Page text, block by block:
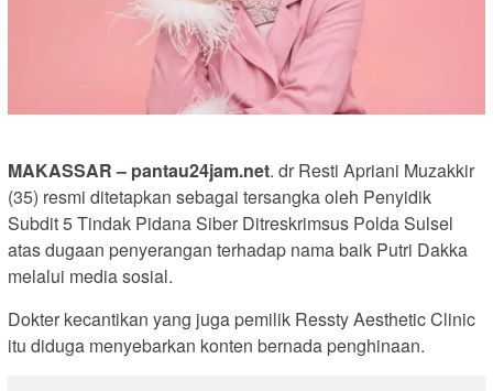
MAKASSAR – pantau24jam.net. dr Resti Apriani Muzakkir
(35) resmi ditetapkan sebagai tersangka oleh Penyidik
Subdit 5 Tindak Pidana Siber Ditreskrimsus Polda Sulsel
atas dugaan penyerangan terhadap nama baik Putri Dakka
melalui media sosial.
Dokter kecantikan yang juga pemilik Ressty Aesthetic Clinic
itu diduga menyebarkan konten bernada penghinaan.